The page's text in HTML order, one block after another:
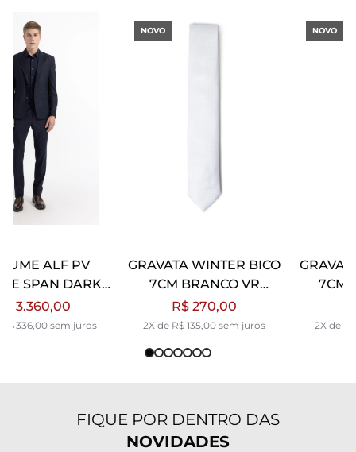
GRAVATA WINTER BICO
7CM BRANCO VR
BRANCO
R$ 270,00
2X de R$ 135,00 sem juros
NOVO
GRAVATA WINTER BICO
7CM CHUMBO VR
CHUMBO
R$ 270,00
2X de R$ 135,00 sem juros
FIQUE POR DENTRO DAS
NOVIDADES